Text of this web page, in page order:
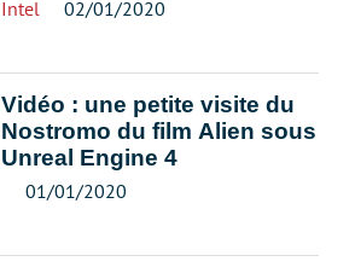
Intel 02/01/2020
Vidéo : une petite visite du
Nostromo du film Alien sous
Unreal Engine 4
01/01/2020